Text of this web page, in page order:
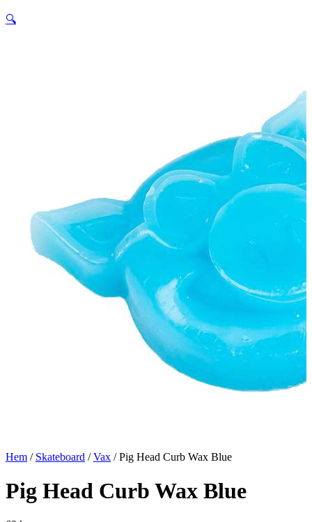
🔍
Hem / Skateboard /Vax / Pig Head Curb Wax Blue
Pig Head Curb Wax Blue